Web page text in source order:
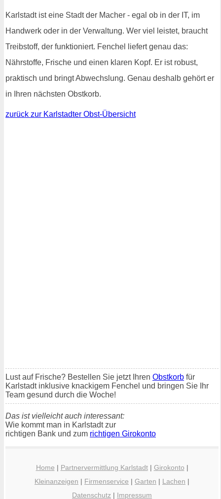
Karlstadt ist eine Stadt der Macher - egal ob in der IT, im
Handwerk oder in der Verwaltung. Wer viel leistet, braucht
Treibstoff, der funktioniert. Fenchel liefert genau das:
Nährstoffe, Frische und einen klaren Kopf. Er ist robust,
praktisch und bringt Abwechslung. Genau deshalb gehört er
in Ihren nächsten Obstkorb.
zurück zur Karlstadter Obst-Übersicht
Lust auf Frische? Bestellen Sie jetzt Ihren Obstkorb für
Karlstadt inklusive knackigem Fenchel und bringen Sie Ihr
Team gesund durch die Woche!
Das ist vielleicht auch interessant:
Wie kommt man in Karlstadt zur
richtigen Bank und zum richtigen Girokonto
Home | Partnervermittlung Karlstadt| Girokonto |
Kleinanzeigen | Firmenservice | Garten | Lachen |
Datenschutz | Impressum